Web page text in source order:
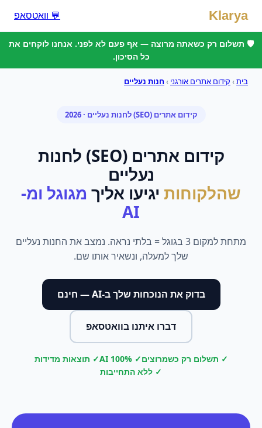
Klarya 💬 וואטסאפ
🛡️ תשלום רק כשאתה מרוצה — אף פעם לא לפני. אנחנו לוקחים את
כל הסיכון.
בית› קידום אתרים אורגני › חנות נעליים
קידום אתרים (SEO) לחנות נעליים · 2026
קידום אתרים (SEO) לחנות
נעליים
שהלקוחות יגיעו אליך מגוגל ומ-
AI
מתחת למקום 3 בגוגל = בלתי נראה. נמצב את החנות נעליים
שלך למעלה, ונשאיר אותו שם.
בדוק את הנוכחות שלך ב-AI — חינם
דברו איתנו בוואטסאפ
✓ תשלום רק כשמרוצים✓ 100% AI
✓ תוצאות מדידות
✓ ללא התחייבות